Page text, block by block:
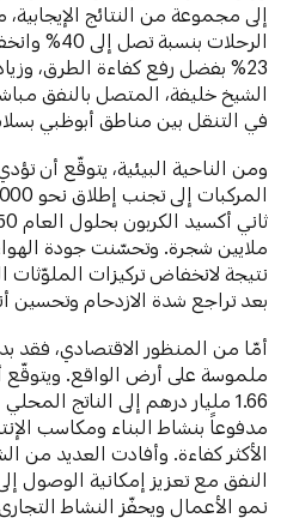
إلى مجموعة من النتائج
الرحلات
23% بفضل رفع كفاءة الطرق،
في التنقل بين مناطق أبوظبي
ومن الناحية البيئية، يتوقّع أن
ملايين شجرة. وتحسّنت جودة
بعد تراجع شدة الازدحام وتحسين
أمّا من المنظور الاقتصادي، فقد
ملموسة على أرض الواقع. ويتوقّع
1.66 مليار درهم إلى الناتج
مدفوعاً بنشاط البناء ومكاسب
الأكثر كفاءة. وأفادت العديد من
النفق مع تعزيز إمكانية الوصول
نمو الأعمال ويحفّز النشاط التجاري.